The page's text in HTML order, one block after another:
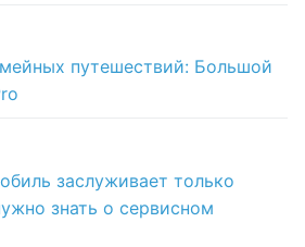
путешествий: Большой
заслуживает только
знать о сервисном